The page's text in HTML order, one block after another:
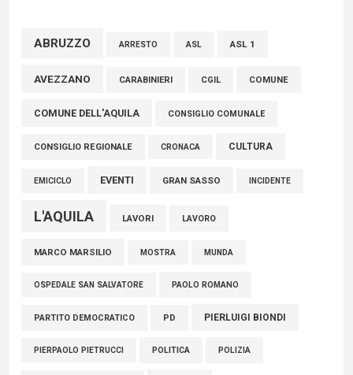
Consiglio regionale per onorare il sacrificio dei nostri
ABRUZZO ARRESTO ASL ASL 1
AVEZZANO CARABINIERI CGIL COMUNE
COMUNE DELL'AQUILA CONSIGLIO COMUNALE
CONSIGLIO REGIONALE CRONACA CULTURA
EMICICLO EVENTI GRAN SASSO INCIDENTE
L'AQUILA LAVORI LAVORO
MARCO MARSILIO MOSTRA MUNDA
OSPEDALE SAN SALVATORE PAOLO ROMANO
PARTITO DEMOCRATICO PD PIERLUIGI BIONDI
PIERPAOLO PIETRUCCI POLITICA POLIZIA